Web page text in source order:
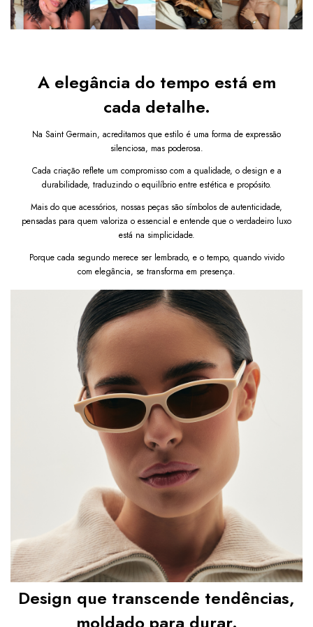
Diferenciais do produto:
conforto visual
Estilo quadrado com linhas retas e
Leve, resistente e ideal para o uso diário
Lentes de policarbonato: máxima resistência contra
impactos
O Óculos de Sol Quadrado Milano Preto é perfeito
para quem busca um acessório que una
estilo forte e
presença e sofisticação , enquanto a tonalidade escura
oferece discrição e conforto. Um
ideal para quem não abre mão de estilo, praticidade e
cuidado com os olhos.
Garanta já o seu Óculos de Sol Quadrado Milano
Preto e eleve seu visual com atitude e segurança
todos os dias. Após a confirmação de compra, a nota
fiscal será enviada em até um dia útil em seu e-mail.
A elegância do tempo está em
cada detalhe.
Na Saint Germain, acreditamos que estilo é uma forma de expressão
silenciosa, mas poderosa.
Cada criação reflete um compromisso com a qualidade, o design e a
durabilidade, traduzindo o equilíbrio entre estética e propósito.
Mais do que acessórios, nossas peças são símbolos de autenticidade,
pensadas para quem valoriza o essencial e entende que o verdadeiro luxo
está na simplicidade.
Porque cada segundo merece ser lembrado, e o tempo, quando vivido
com elegância, se transforma em presença.
Design que transcende tendências,